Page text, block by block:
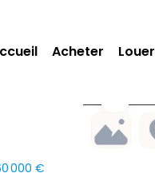
Acheter Louer
000 €